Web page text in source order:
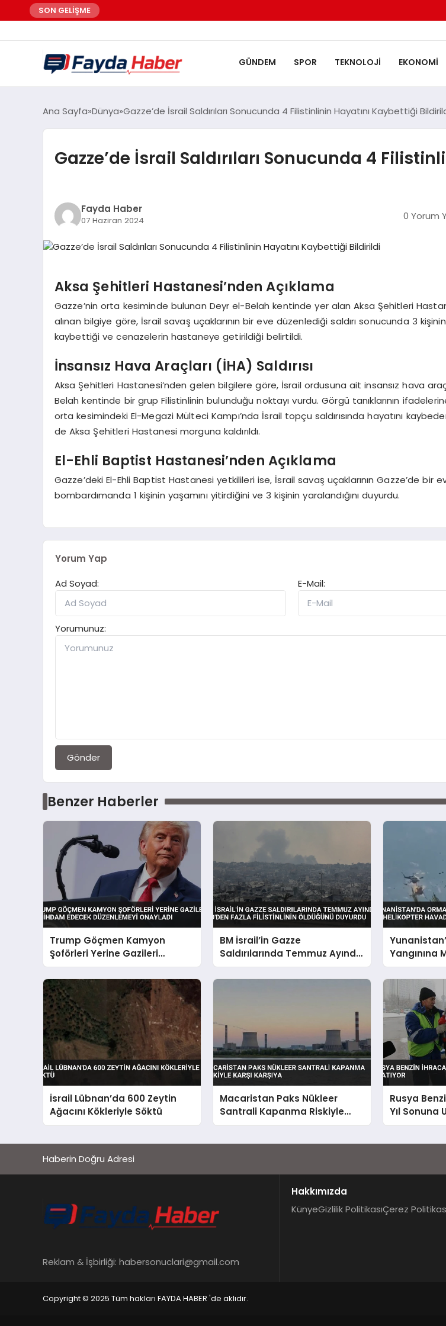
SON GELİŞME
GÜNDEM SPOR TEKNOLOJI EKONOMI
Ana Sayfa Dünya Gazze’de İsrail Saldırıları Sonucunda 4 Filistinlinin Hayatını Kaybettiği
Gazze’de İsrail Saldırıları Sonucunda 4
Fayda Haber
07 Haziran 2024 0 Yorum
Aksa Şehitleri Hastanesi’nden Açıklama
Gazze’nin orta kesiminde bulunan Deyr el-Belah kentinde yer alan Aksa Şehitleri
alınan bilgiye göre, İsrail savaş uçaklarının bir eve düzenlediği saldırı sonucunda 3 kişinin
kaybettiği ve cenazelerin hastaneye getirildiği belirtildi.
İnsansız Hava Araçları (İHA) Saldırısı
Aksa Şehitleri Hastanesi’nden gelen bilgilere göre, İsrail ordusuna ait insansız hava
Belah kentinde bir grup Filistinlinin bulunduğu noktayı vurdu. Görgü tanıklarının
orta kesimindeki El-Megazi Mülteci Kampı’nda İsrail topçu saldırısında hayatını
de Aksa Şehitleri Hastanesi morguna kaldırıldı.
El-Ehli Baptist Hastanesi’nden Açıklama
Gazze’deki El-Ehli Baptist Hastanesi yetkilileri ise, İsrail savaş uçaklarının Gazze’de bir
bombardımanda 1 kişinin yaşamını yitirdiğini ve 3 kişinin yaralandığını duyurdu.
Yorum Yap
Ad Soyad:
E-Mail:
Yorumunuz:
Gönder
Benzer Haberler
Trump Göçmen Kamyon
Şoförleri Yerine Gazileri
İstihdam Edecek Düzenlemeyi
Onayladı
BM İsrail’in Gazze
Saldırılarında Temmuz Ayında
150’den Fazla Filistinlinin
Öldüğünü Duyurdu
Yangınına
Helikopter
İsrail Lübnan’da 600 Zeytin
Ağacını Kökleriyle Söktü
Macaristan Paks Nükleer
Santrali Kapanma Riskiyle
Karşı Karşıya
Rusya
Yıl Sonuna
Haberin Doğru Adresi
Reklam & İşbirliği: habersonuclari@gmail.com
Hakkımızda
KünyeGizlilik PolitikasıÇerez
Copyright © 2025 Tüm hakları FAYDA HABER 'de aklıdır.